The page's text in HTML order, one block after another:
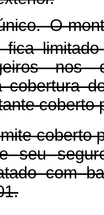
O
fica limitado
nos
cobertura
coberto
coberto
seu
com